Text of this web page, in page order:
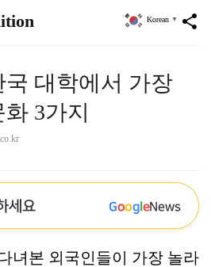
share
Korean ▼
대학에서 가장
3가지
세요 GoogleNews
녀본 외국인들이 가장 놀라